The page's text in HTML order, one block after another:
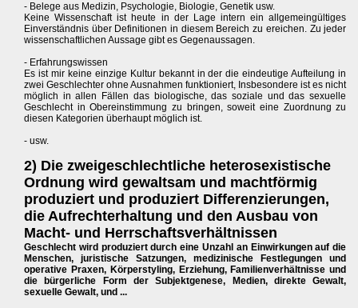
- Belege aus Medizin, Psychologie, Biologie, Genetik usw.
Keine Wissenschaft ist heute in der Lage intern ein allgemeingültiges
Einverständnis über Definitionen in diesem Bereich zu ereichen. Zu jeder
wissenschaftlichen Aussage gibt es Gegenaussagen.
- Erfahrungswissen
Es ist mir keine einzige Kultur bekannt in der die eindeutige Aufteilung in
zwei Geschlechter ohne Ausnahmen funktioniert, Insbesondere ist es nicht
möglich in allen Fällen das biologische, das soziale und das sexuelle
Geschlecht in Obereinstimmung zu bringen, soweit eine Zuordnung zu
diesen Kategorien überhaupt möglich ist.
- usw.
2) Die zweigeschlechtliche heterosexistische
Ordnung wird gewaltsam und machtförmig
produziert und produziert Differenzierungen,
die Aufrechterhaltung und den Ausbau von
Macht- und Herrschaftsverhältnissen
Geschlecht wird produziert durch eine Unzahl an Einwirkungen auf die
Menschen, juristische Satzungen, medizinische Festlegungen und
operative Praxen, Körperstyling, Erziehung, Familienverhältnisse und
die bürgerliche Form der Subjektgenese, Medien, direkte Gewalt,
sexuelle Gewalt, und ...